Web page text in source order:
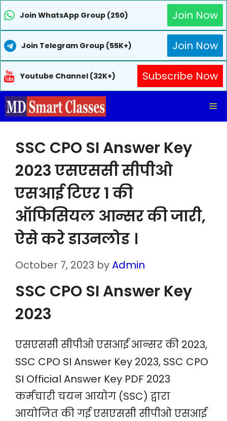
Join WhatsApp Group (250) Join Now
Join Telegram Group (55K+) Join Now
Youtube Channel (32K+)
Subscribe Now
Skip
to
SSC CPO SI Answer Key
2023 एसएससी सीपीओ
एसआई टिएर 1 की
ऑफिसियल आन्सर की जारी,
ऐसे करे डाउनलोड ।
October 7, 2023 byAdmin
SSC CPO SI Answer Key
2023
एसएससी सीपीओ एसआई आन्सर की 2023,
SSC CPO SI Answer Key 2023, SSC CPO
SI Official Answer Key PDF 2023
कर्मचारी चयन आयोग (SSC) द्वारा
आयोजित की गई एसएससी सीपीओ एसआई